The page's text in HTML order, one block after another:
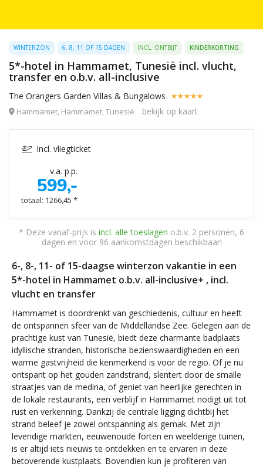
WINTERZON 6, 8, 11 OF 15 DAGEN INCL. ONTBIJT KINDERKORTING
5*-hotel in Hammamet, Tunesië incl. vlucht,
transfer en o.b.v. all-inclusive
The Orangers Garden Villas & Bungalows
Hammamet, Hammamet, Tunesië bekijk op kaart
Incl. vliegticket
v.a. p.p.
599,-
totaal: 1266,45 *
* Deze vanaf-prijs is incl. alle toeslagen o.b.v. 2 personen, 6
dagen en voor 96 aankomstdagen beschikbaar!
6-, 8-, 11- of 15-daagse winterzon vakantie in een
5*-hotel in Hammamet o.b.v. all-inclusive+ , incl.
vlucht en transfer
Hammamet is doordrenkt van geschiedenis, cultuur en heeft
de ontspannen sfeer van de Middellandse Zee. Gelegen aan de
prachtige kust van Tunesië, biedt deze charmante badplaats
idyllische stranden, historische bezienswaardigheden en een
warme gastvrijheid die kenmerkend is voor de regio. Of je nu
ontspant op het gouden zandstrand, slentert door de smalle
straatjes van de medina, of geniet van heerlijke gerechten in
de lokale restaurants, een verblijf in Hammamet nodigt uit tot
rust en verkenning. Dankzij de centrale ligging dichtbij het
strand beleef je zowel ontspanning als gemak. Met zijn
levendige markten, eeuwenoude forten en weelderige tuinen,
is er altijd iets nieuws te ontdekken en te ervaren in deze
betoverende kustplaats. Bovendien kun je profiteren van